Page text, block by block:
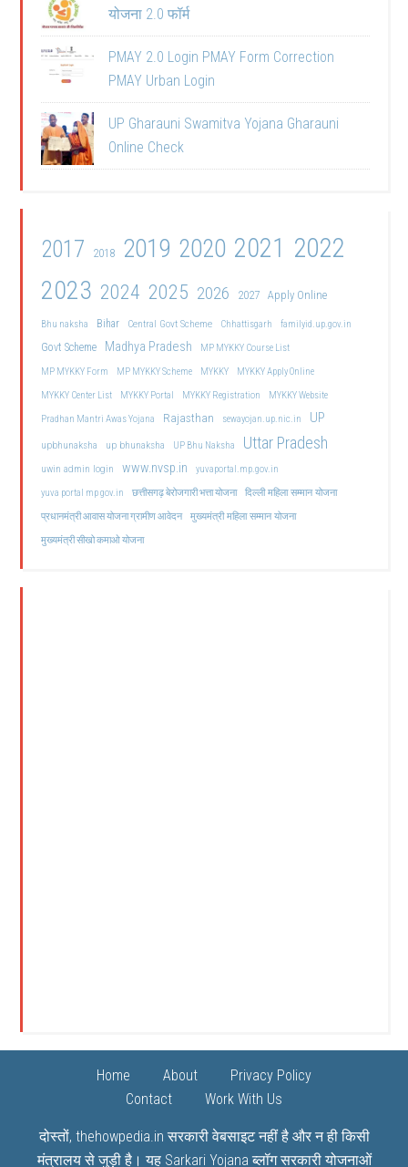
योजना 2.0 फॉर्म
PMAY 2.0 Login PMAY Form Correction
PMAY Urban Login
UP Gharauni Swamitva Yojana Gharauni
Online Check
2017 2018 2019 2020 2021 2022
2023 2024 2025 2026 2027 Apply Online
Bhu naksha Bihar Central Govt Scheme Chhattisgarh familyid.up.gov.in
Govt Scheme Madhya Pradesh
MP MYKKY Course List
MP MYKKY Form
MP MYKKY Scheme MYKKY
MYKKY Apply Online
MYKKY Center List
MYKKY Portal MYKKY Registration
MYKKY Website
Pradhan Mantri Awas Yojana
Rajasthan sewayojan.up.nic.in UP
upbhunaksha up bhunaksha UP Bhu Naksha Uttar Pradesh
uwin admin login www.nvsp.in
yuvaportal.mp.gov.in
yuva portal mp gov.in
छत्तीसगढ़ बेरोजगारी भत्ता योजना दिल्ली महिला सम्मान योजना
प्रधानमंत्री आवास योजना ग्रामीण आवेदन मुख्यमंत्री महिला सम्मान योजना
मुख्यमंत्री सीखो कमाओ योजना
Home About
Privacy Policy
Contact
Work With Us
दोस्तों, thehowpedia.in सरकारी वेबसाइट नहीं है और न ही किसी
मंत्रालय से जुड़ी है। यह Sarkari Yojana ब्लॉग सरकारी योजनाओं